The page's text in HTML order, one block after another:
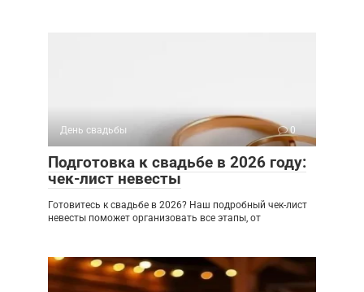
День свадьбы 0
Подготовка к свадьбе в 2026 году:
чек-лист невесты
Готовитесь к свадьбе в 2026? Наш подробный чек-лист
невесты поможет организовать все этапы, от